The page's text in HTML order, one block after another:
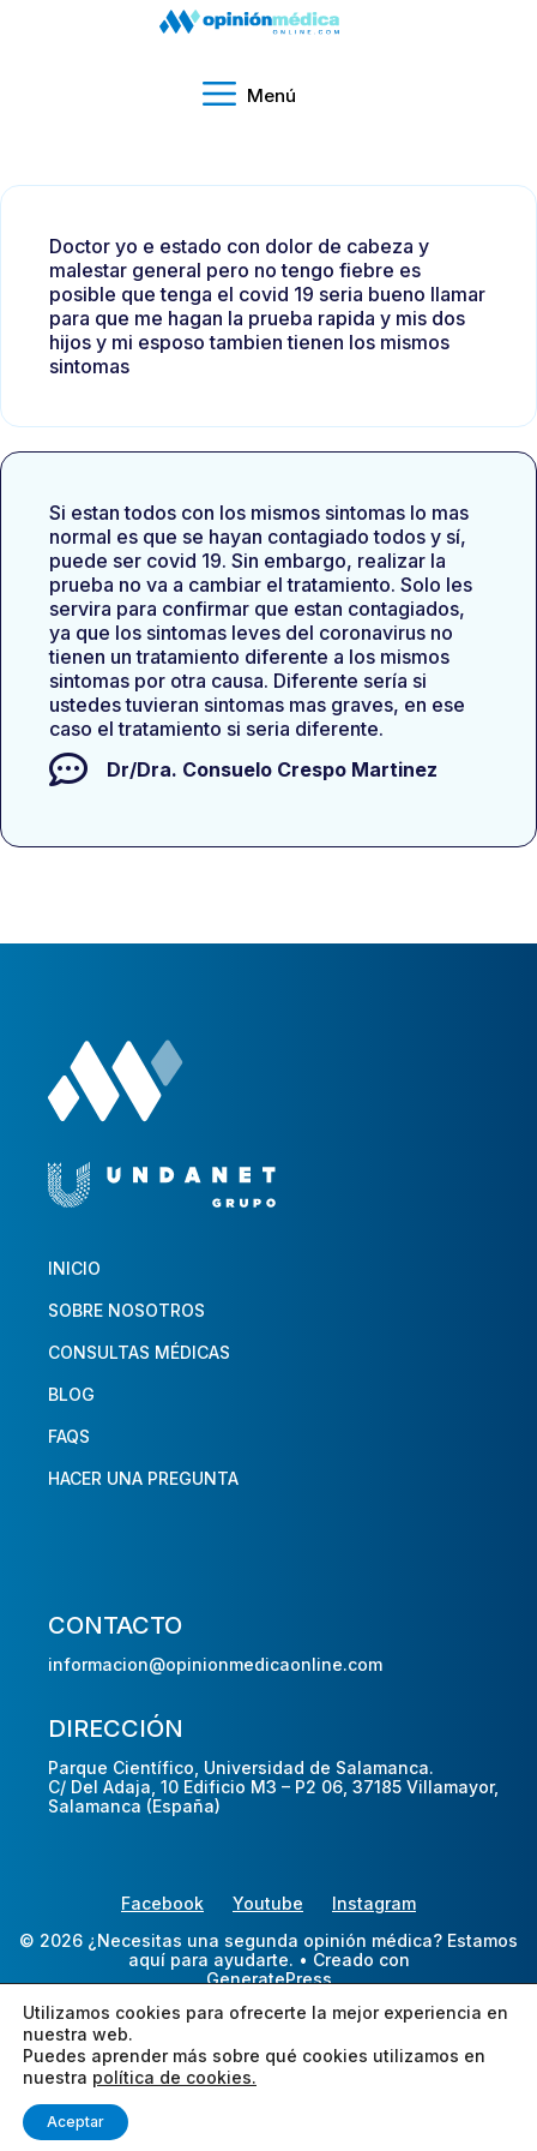
Menú
Doctor yo e estado con dolor de cabeza y
malestar general pero no tengo fiebre es
posible que tenga el covid 19 seria bueno llamar
para que me hagan la prueba rapida y mis dos
hijos y mi esposo tambien tienen los mismos
sintomas
Si estan todos con los mismos sintomas lo mas
normal es que se hayan contagiado todos y sí,
puede ser covid 19. Sin embargo, realizar la
prueba no va a cambiar el tratamiento. Solo les
servira para confirmar que estan contagiados,
ya que los sintomas leves del coronavirus no
tienen un tratamiento diferente a los mismos
sintomas por otra causa. Diferente sería si
ustedes tuvieran sintomas mas graves, en ese
caso el tratamiento si seria diferente.
Dr/Dra. Consuelo Crespo Martinez
INICIO
SOBRE NOSOTROS
CONSULTAS MÉDICAS
BLOG
FAQS
HACER UNA PREGUNTA
CONTACTO
informacion@opinionmedicaonline.com
DIRECCIÓN
Parque Científico, Universidad de Salamanca.
C/ Del Adaja, 10 Edificio M3 – P2 06, 37185 Villamayor,
Salamanca (España)
Facebook Youtube
Instagram
© 2026 ¿Necesitas una segunda opinión médica? Estamos
aquí para ayudarte. • Creado con
GeneratePress
Utilizamos cookies para ofrecerte la mejor experiencia en
nuestra web.
Puedes aprender más sobre qué cookies utilizamos en
nuestra política de cookies.
Aceptar